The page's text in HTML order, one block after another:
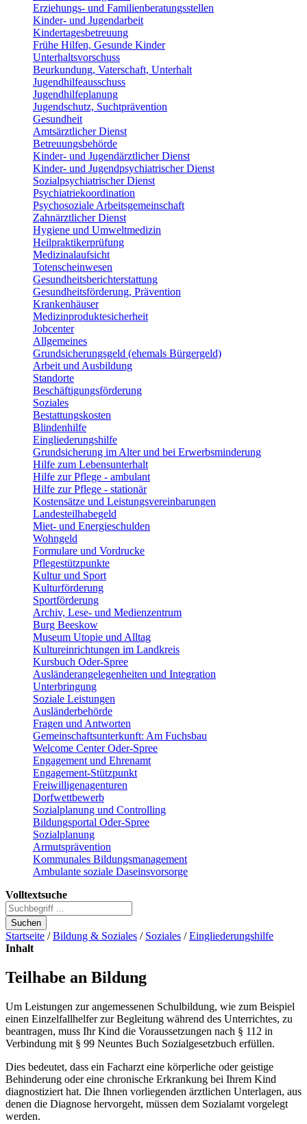
Erziehungs- und Familienberatungsstellen
Kinder- und Jugendarbeit
Kindertagesbetreuung
Frühe Hilfen, Gesunde Kinder
Unterhaltsvorschuss
Beurkundung, Vaterschaft, Unterhalt
Jugendhilfeausschuss
Jugendhilfeplanung
Jugendschutz, Suchtprävention
Gesundheit
Amtsärztlicher Dienst
Betreuungsbehörde
Kinder- und Jugendärztlicher Dienst
Kinder- und Jugendpsychiatrischer Dienst
Sozialpsychiatrischer Dienst
Psychiatriekoordination
Psychosoziale Arbeitsgemeinschaft
Zahnärztlicher Dienst
Hygiene und Umweltmedizin
Heilpraktikerprüfung
Medizinalaufsicht
Totenscheinwesen
Gesundheitsberichterstattung
Gesundheitsförderung, Prävention
Krankenhäuser
Medizinproduktesicherheit
Jobcenter
Allgemeines
Grundsicherungsgeld (ehemals Bürgergeld)
Arbeit und Ausbildung
Standorte
Beschäftigungsförderung
Soziales
Bestattungskosten
Blindenhilfe
Eingliederungshilfe
Grundsicherung im Alter und bei Erwerbsminderung
Hilfe zum Lebensunterhalt
Hilfe zur Pflege - ambulant
Hilfe zur Pflege - stationär
Kostensätze und Leistungsvereinbarungen
Landesteilhabegeld
Miet- und Energieschulden
Wohngeld
Formulare und Vordrucke
Pflegestützpunkte
Kultur und Sport
Kulturförderung
Sportförderung
Archiv, Lese- und Medienzentrum
Burg Beeskow
Museum Utopie und Alltag
Kultureinrichtungen im Landkreis
Kursbuch Oder-Spree
Ausländerangelegenheiten und Integration
Unterbringung
Soziale Leistungen
Ausländerbehörde
Fragen und Antworten
Gemeinschaftsunterkunft: Am Fuchsbau
Welcome Center Oder-Spree
Engagement und Ehrenamt
Engagement-Stützpunkt
Freiwilligenagenturen
Dorfwettbewerb
Sozialplanung und Controlling
Bildungsportal Oder-Spree
Sozialplanung
Armutsprävention
Kommunales Bildungsmanagement
Ambulante soziale Daseinsvorsorge
Volltextsuche
Suchen
Startseite / Bildung & Soziales / Soziales / Eingliederungshilfe
Inhalt
Teilhabe an Bildung
Um Leistungen zur angemessenen Schulbildung, wie zum Beispiel
einen Einzelfallhelfer zur Begleitung während des Unterrichtes, zu
beantragen, muss Ihr Kind die Voraussetzungen nach § 112 in
Verbindung mit § 99 Neuntes Buch Sozialgesetzbuch erfüllen.
Dies bedeutet, dass ein Facharzt eine körperliche oder geistige
Behinderung oder eine chronische Erkrankung bei Ihrem Kind
diagnostiziert hat. Die Ihnen vorliegenden ärztlichen Unterlagen, aus
denen die Diagnose hervorgeht, müssen dem Sozialamt vorgelegt
werden.